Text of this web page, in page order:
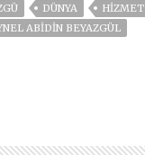
DÜNYA HİZMET
ABİDİN BEYAZGÜL